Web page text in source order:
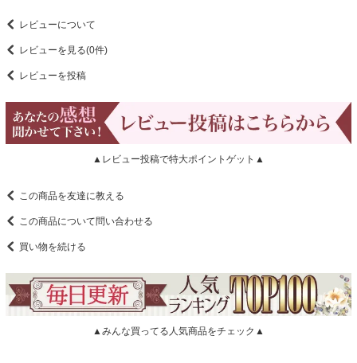
レビューについて
レビューを見る(0件)
レビューを投稿
▲レビュー投稿で特大ポイントゲット▲
この商品を友達に教える
この商品について問い合わせる
買い物を続ける
▲みんな買ってる人気商品をチェック▲